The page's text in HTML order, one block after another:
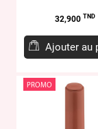
Prix
32,900 TND
Ajouter au
PROMO